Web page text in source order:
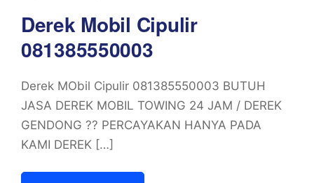
Derek Mobil Cipulir
081385550003
Derek MObil Cipulir 081385550003 BUTUH
JASA DEREK MOBIL TOWING 24 JAM / DEREK
GENDONG ?? PERCAYAKAN HANYA PADA
KAMI DEREK […]